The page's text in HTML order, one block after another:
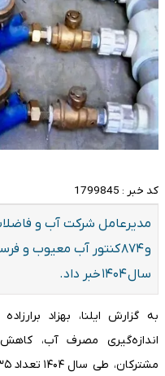
کد خبر : 1799845
و ۸۷۴ کنتور آب معیوب
سال ۱۴۰۴ خبر داد.
به گزارش ایلنا، بهزاد
اندازه‌گیری مصرف آب،